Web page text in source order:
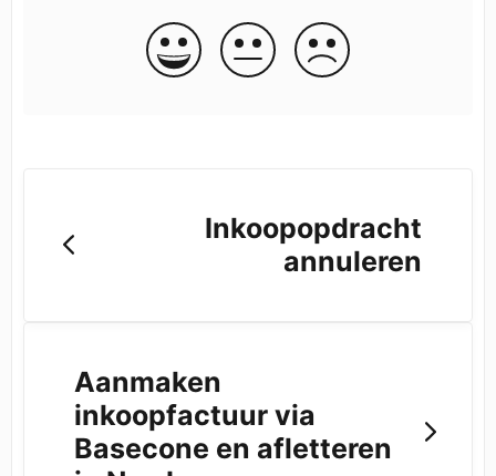
Inkoopopdracht
annuleren
Aanmaken
inkoopfactuur via
Basecone en afletteren